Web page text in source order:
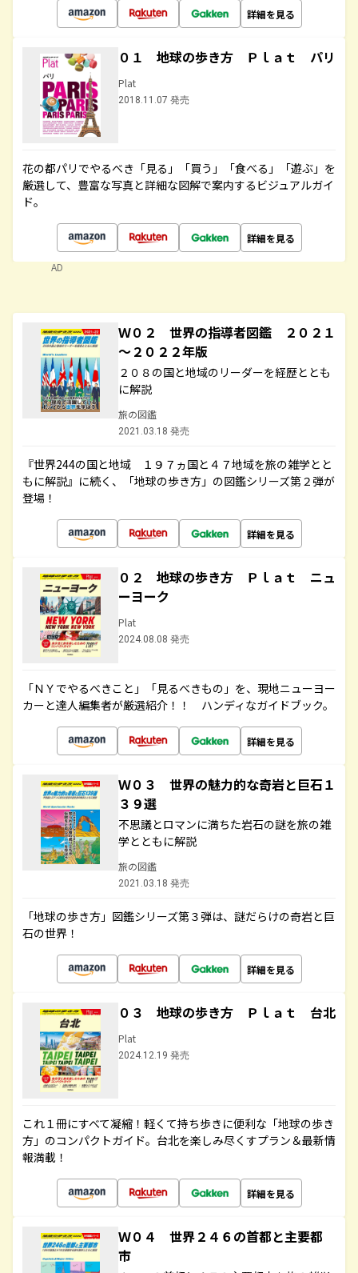
詳細を見る
０１ 地球の歩き方 Ｐｌａｔ パリ
Plat
2018.11.07 発売
花の都パリでやるべき「見る」「買う」「食べる」「遊ぶ」を
厳選して、豊富な写真と詳細な図解で案内するビジュアルガイ
ド。
詳細を見る
AD
Ｗ０２ 世界の指導者図鑑 ２０２１
～２０２２年版
２０８の国と地域のリーダーを経歴ととも
に解説
旅の図鑑
2021.03.18 発売
『世界244の国と地域 １９７ヵ国と４７地域を旅の雑学とと
もに解説』に続く、「地球の歩き方」の図鑑シリーズ第２弾が
登場！
詳細を見る
０２ 地球の歩き方 Ｐｌａｔ ニュ
ーヨーク
Plat
2024.08.08 発売
「ＮＹでやるべきこと」「見るべきもの」を、現地ニューヨー
カーと達人編集者が厳選紹介！！ ハンディなガイドブック。
詳細を見る
Ｗ０３ 世界の魅力的な奇岩と巨石１
３９選
不思議とロマンに満ちた岩石の謎を旅の雑
学とともに解説
旅の図鑑
2021.03.18 発売
「地球の歩き方」図鑑シリーズ第３弾は、謎だらけの奇岩と巨
石の世界！
詳細を見る
０３ 地球の歩き方 Ｐｌａｔ 台北
Plat
2024.12.19 発売
これ１冊にすべて凝縮！軽くて持ち歩きに便利な「地球の歩き
方」のコンパクトガイド。台北を楽しみ尽くすプラン＆最新情
報満載！
詳細を見る
Ｗ０４ 世界２４６の首都と主要都
市